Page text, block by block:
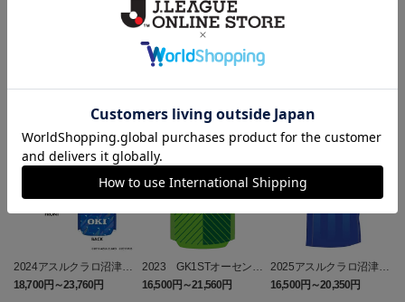
2024アスルクラロ沼津
3rdユニフォーム ラブラ
イブ！サンシャイン!!エデ
18,700円～23,760円
2023 GK1STオーセンテ
ィックユニフォーム
16,500円～21,560円
2025アスルクラロ沼津
キッズレプリカユニフォ
ーム（FP 1st）
16,500円～20,350円